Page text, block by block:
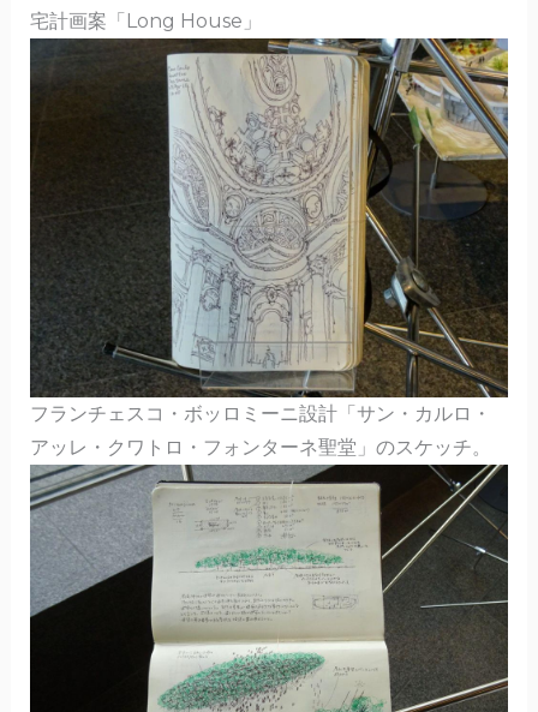
宅計画案「Long House」
フランチェスコ・ボッロミーニ設計「サン・カルロ・
アッレ・クワトロ・フォンターネ聖堂」のスケッチ。